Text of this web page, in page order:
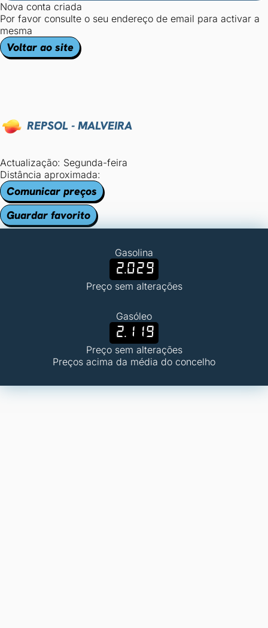
Nova conta criada
Por favor consulte o seu endereço de email para activar a
mesma
Voltar ao site
REPSOL - MALVEIRA
Actualização: Segunda-feira
Distância aproximada:
Comunicar preços
Guardar favorito
Gasolina
2.029
Preço sem alterações
Gasóleo
2.119
Preço sem alterações
Preços acima da média do concelho